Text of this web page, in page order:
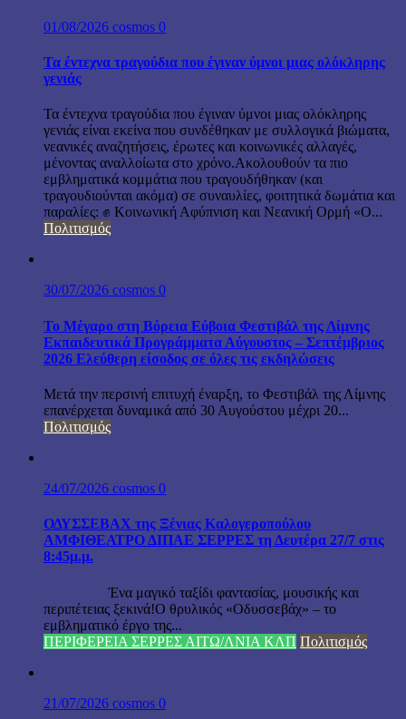
01/08/2026 cosmos 0
Τα έντεχνα τραγούδια που έγιναν ύμνοι μιας ολόκληρης
γενιάς
Τα έντεχνα τραγούδια που έγιναν ύμνοι μιας ολόκληρης
γενιάς είναι εκείνα που συνδέθηκαν με συλλογικά βιώματα,
νεανικές αναζητήσεις, έρωτες και κοινωνικές αλλαγές,
μένοντας αναλλοίωτα στο χρόνο.Ακολουθούν τα πιο
εμβληματικά κομμάτια που τραγουδήθηκαν (και
τραγουδιούνται ακόμα) σε συναυλίες, φοιτητικά δωμάτια και
παραλίες: ✊ Κοινωνική Αφύπνιση και Νεανική Ορμή «Ο...
Πολιτισμός
30/07/2026 cosmos 0
Το Μέγαρο στη Βόρεια Εύβοια Φεστιβάλ της Λίμνης
Εκπαιδευτικά Προγράμματα Αύγουστος – Σεπτέμβριος
2026 Ελεύθερη είσοδος σε όλες τις εκδηλώσεις
Μετά την περσινή επιτυχή έναρξη, το Φεστιβάλ της Λίμνης
επανέρχεται δυναμικά από 30 Αυγούστου μέχρι 20...
Πολιτισμός
24/07/2026 cosmos 0
ΟΔΥΣΣΕΒΑΧ της Ξένιας Καλογεροπούλου
ΑΜΦΙΘΕΑΤΡΟ ΔΙΠΑΕ ΣΕΡΡΕΣ τη Δευτέρα 27/7 στις
8:45μ.μ.
Ένα μαγικό ταξίδι φαντασίας, μουσικής και
περιπέτειας ξεκινά!Ο θρυλικός «Οδυσσεβάχ» – το
εμβληματικό έργο της...
ΠΕΡΙΦΕΡΕΙΑ ΣΕΡΡΕΣ ΑΙΤΩ/ΛΝΙΑ ΚΛΠ Πολιτισμός
21/07/2026 cosmos 0